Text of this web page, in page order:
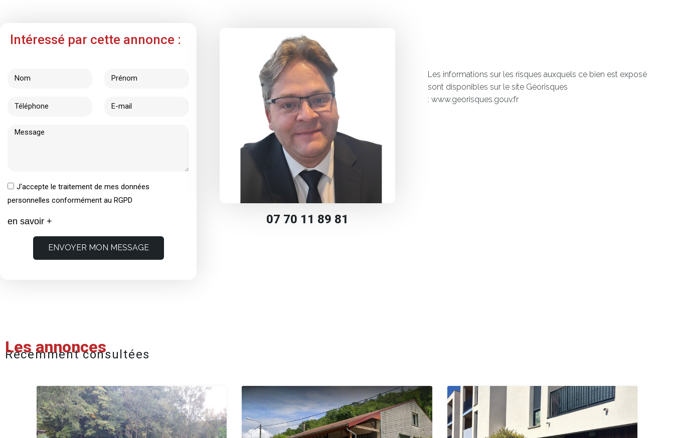
Intéressé par cette annonce :
J'accepte le traitement de mes données
personnelles conformément au RGPD
en savoir +
ENVOYER MON MESSAGE
07 70 11 89 81
Les informations sur les risques auxquels ce bien est exposé
sont disponibles sur le site Géorisques
: www.georisques.gouv.fr
Les annonces
Récemment consultées